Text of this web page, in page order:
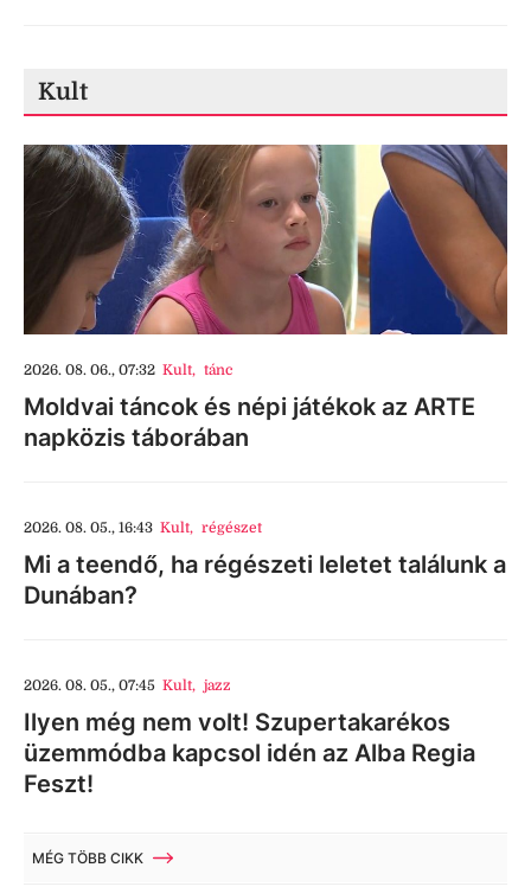
Kult
2026. 08. 06., 07:32 Kult, tánc
Moldvai táncok és népi játékok az ARTE
napközis táborában
2026. 08. 05., 16:43 Kult, régészet
Mi a teendő, ha régészeti leletet találunk a
Dunában?
2026. 08. 05., 07:45 Kult, jazz
Ilyen még nem volt! Szupertakarékos
üzemmódba kapcsol idén az Alba Regia
Feszt!
MÉG TÖBB CIKK